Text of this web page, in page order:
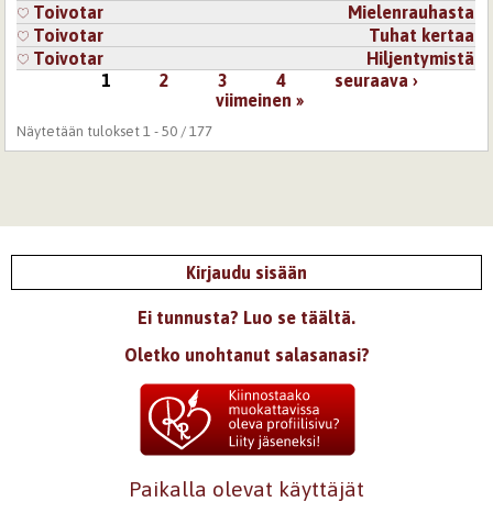
Toivotar
Mielenrauhasta
Toivotar
Tuhat kertaa
Toivotar
Hiljentymistä
1 2 3 4
seuraava ›
viimeinen »
Näytetään tulokset 1 - 50 / 177
Kirjaudu sisään
Ei tunnusta? Luo se täältä.
Oletko unohtanut salasanasi?
Paikalla olevat käyttäjät